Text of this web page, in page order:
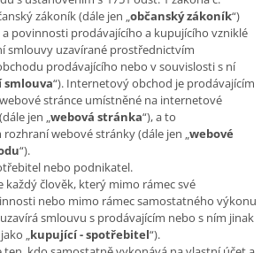
zákoník (dále jen „občanský zákoník“)
povinnosti prodávajícího a kupujícího vzniklé
smlouvy uzavírané prostřednictvím
prodávajícího nebo v souvislosti s ní
smlouva“). Internetový obchod je prodávajícím
stránce umístněné na internetové
(dále jen „webová stránka“), a to
webové stránky (dále jen „webové
“).
nebo podnikatel.
každý člověk, který mimo rámec své
nebo mimo rámec samostatného výkonu
smlouvu s prodávajícím nebo s ním jinak
„kupující -spotřebitel“).